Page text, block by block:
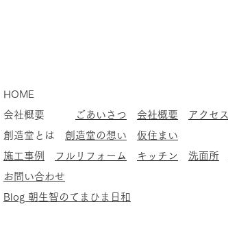
​HOME
会社概要
ごあいさつ 会社概要
アクセス
​創造堂とは 創造堂の想い
仮住まい
施工事例
フルリフォーム キッチン 洗面所
お問い合わせ
Blog 朝生智のてまひま日和